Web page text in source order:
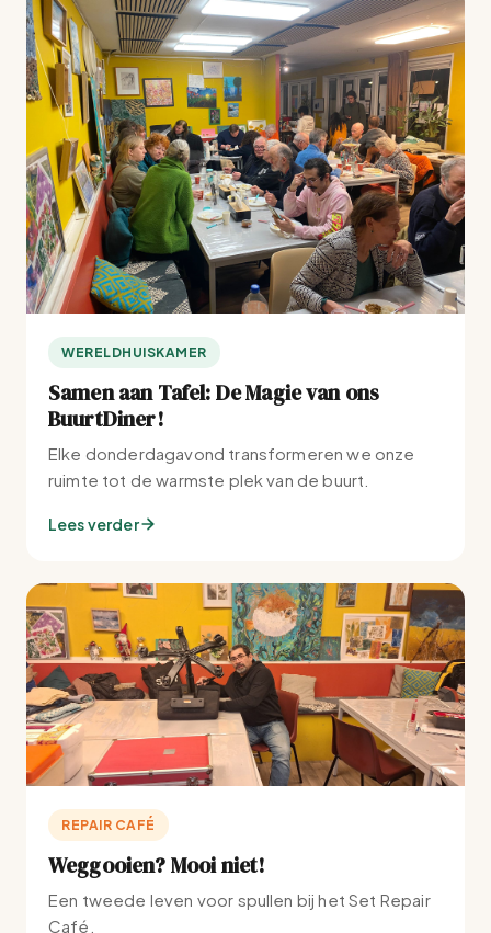
WERELDHUISKAMER
Samen aan Tafel: De Magie van ons
BuurtDiner!
Elke donderdagavond transformeren we onze
ruimte tot de warmste plek van de buurt.
Lees verder
REPAIR CAFÉ
Weggooien? Mooi niet!
Een tweede leven voor spullen bij het Set Repair
Café.